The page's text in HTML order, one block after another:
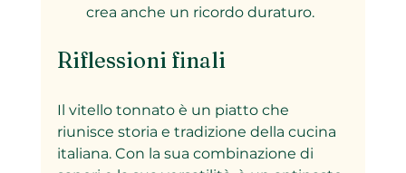
crea anche un ricordo duraturo.
Riflessioni finali
Il vitello tonnato è un piatto che
riunisce storia e tradizione della cucina
italiana. Con la sua combinazione di